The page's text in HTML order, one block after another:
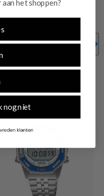
Women's Watch SUR615P1
€ 470,00
aan het shoppen?
nog niet